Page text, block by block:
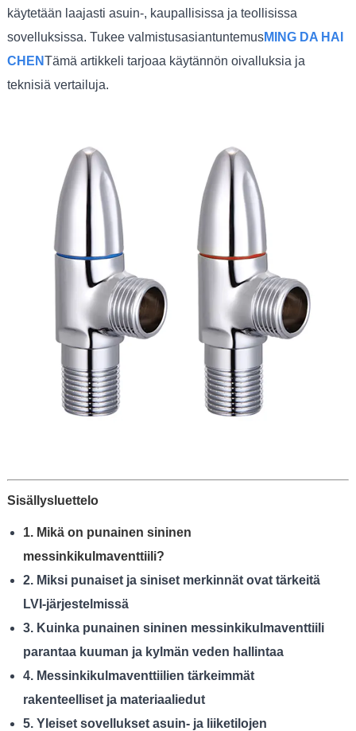
käytetään laajasti asuin-, kaupallisissa ja teollisissa
sovelluksissa. Tukee valmistusasiantuntemusMING DA HAI
CHENTämä artikkeli tarjoaa käytännön oivalluksia ja
teknisiä vertailuja.
Sisällysluettelo
1. Mikä on punainen sininen
messinkikulmaventtiili?
2. Miksi punaiset ja siniset merkinnät ovat tärkeitä
LVI-järjestelmissä
3. Kuinka punainen sininen messinkikulmaventtiili
parantaa kuuman ja kylmän veden hallintaa
4. Messinkikulmaventtiilien tärkeimmät
rakenteelliset ja materiaaliedut
5. Yleiset sovellukset asuin- ja liiketilojen